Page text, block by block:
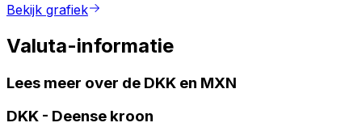
Bekijk grafiek
Valuta-informatie
Lees meer over de DKK en MXN
DKK - Deense kroon